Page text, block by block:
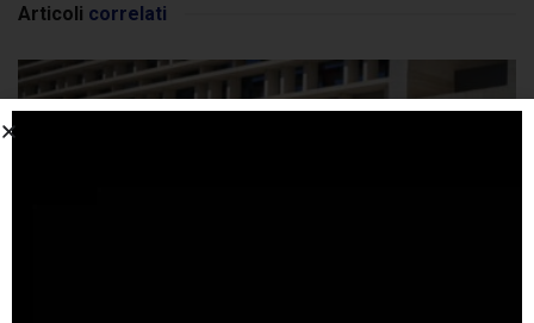
Articoli correlati